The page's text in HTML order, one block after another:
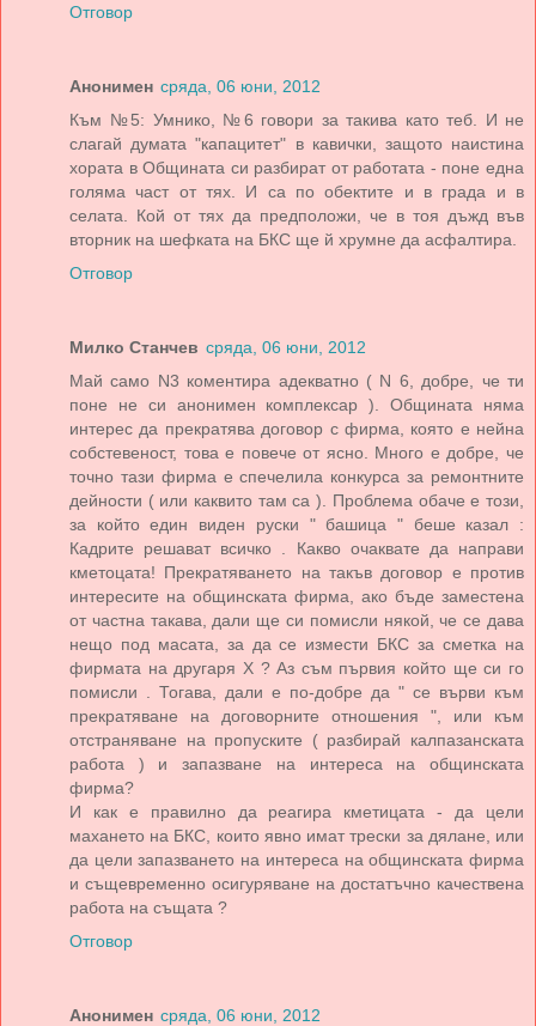
Отговор
Анонимен сряда, 06 юни, 2012
Към №5: Умнико, №6 говори за такива като теб. И не
слагай думата "капацитет" в кавички, защото наистина
хората в Общината си разбират от работата - поне една
голяма част от тях. И са по обектите и в града и в
селата. Кой от тях да предположи, че в тоя дъжд във
вторник на шефката на БКС ще й хрумне да асфалтира.
Отговор
Милко Станчев сряда, 06 юни, 2012
Май само N3 коментира адекватно ( N 6, добре, че ти
поне не си анонимен комплексар ). Общината няма
интерес да прекратява договор с фирма, която е нейна
собстевеност, това е повече от ясно. Много е добре, че
точно тази фирма е спечелила конкурса за ремонтните
дейности ( или каквито там са ). Проблема обаче е този,
за който един виден руски " башица " беше казал :
Кадрите решават всичко . Какво очаквате да направи
кметоцата! Прекратяването на такъв договор е против
интересите на общинската фирма, ако бъде заместена
от частна такава, дали ще си помисли някой, че се дава
нещо под масата, за да се измести БКС за сметка на
фирмата на другаря Х ? Аз съм първия който ще си го
помисли . Тогава, дали е по-добре да " се върви към
прекратяване на договорните отношения ", или към
отстраняване на пропуските ( разбирай калпазанската
работа ) и запазване на интереса на общинската
фирма?
И как е правилно да реагира кметицата - да цели
махането на БКС, които явно имат трески за дялане, или
да цели запазването на интереса на общинската фирма
и същевременно осигуряване на достатъчно качествена
работа на същата ?
Отговор
Анонимен сряда, 06 юни, 2012